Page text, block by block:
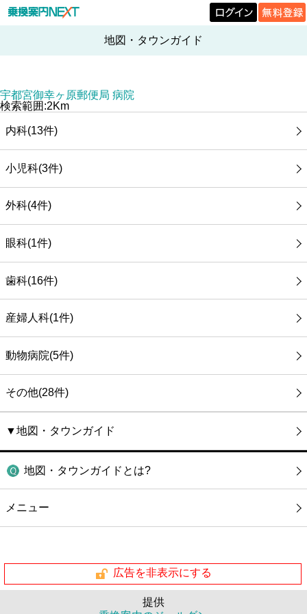
地図・タウンガイド
宇都宮御幸ヶ原郵便局 病院
検索範囲:2Km
内科(13件)
小児科(3件)
外科(4件)
眼科(1件)
歯科(16件)
産婦人科(1件)
動物病院(5件)
その他(28件)
▼地図・タウンガイド
地図・タウンガイドとは?
メニュー
広告を非表示にする
提供